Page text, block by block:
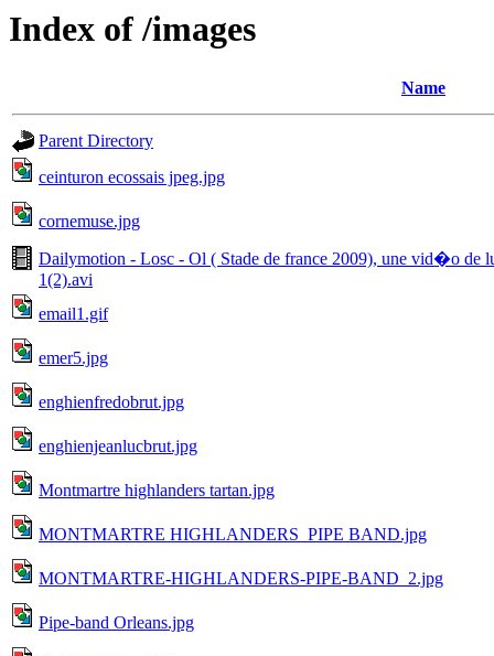
Index of /images
Name
Parent Directory
ceinturon ecossais jpeg.jpg
cornemuse.jpg
Dailymotion - Losc - Ol ( Stade de france 2009), une vid�o de
1(2).avi
email1.gif
emer5.jpg
enghienfredobrut.jpg
enghienjeanlucbrut.jpg
Montmartre highlanders tartan.jpg
MONTMARTRE HIGHLANDERS_PIPE BAND.jpg
MONTMARTRE-HIGHLANDERS-PIPE-BAND_2.jpg
Pipe-band Orleans.jpg